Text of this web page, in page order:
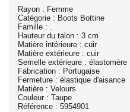
Rayon : Femme
Catégorie : Boots Bottine
Famille : .
Hauteur du talon : 3 cm
Matière intérieure : cuir
Matière extérieure : cuir
Semelle extérieure : élastomère
Fabrication : Portugaise
Fermeture : élastique d'aisance
Matière : Velours
Couleur : Taupe
Référence : 5954901